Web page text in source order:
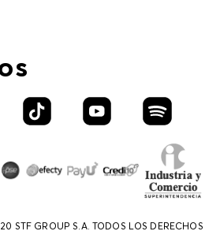
STF GROUP S.A. TODOS LOS DERECHOS